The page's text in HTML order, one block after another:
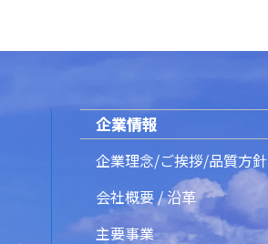
企業情報
企業理念/ご挨拶/品質方針
会社概要 / 沿革
主要事業